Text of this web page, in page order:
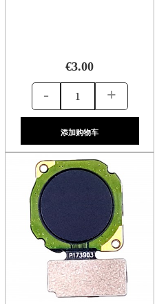
€3.00
- +
添加购物车